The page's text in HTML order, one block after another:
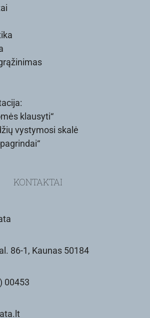
klausyti“
vystymosi skalė
KONTAKTAI
86-1, Kaunas 50184
00453